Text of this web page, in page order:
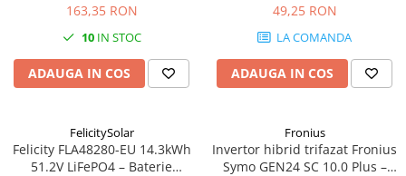
163,35 RON
10IN STOC
ADAUGA IN COS
Conectori Fotovoltaici MC4 și
49,25 RON
LA COMANDA
ADAUGA IN COS
FelicitySolar
Felicity FLA48280-EU 14.3kWh
51.2V LiFePO4 – Baterie
Fronius
Invertor hibrid trifazat Fronius
Symo GEN24 SC 10.0 Plus –